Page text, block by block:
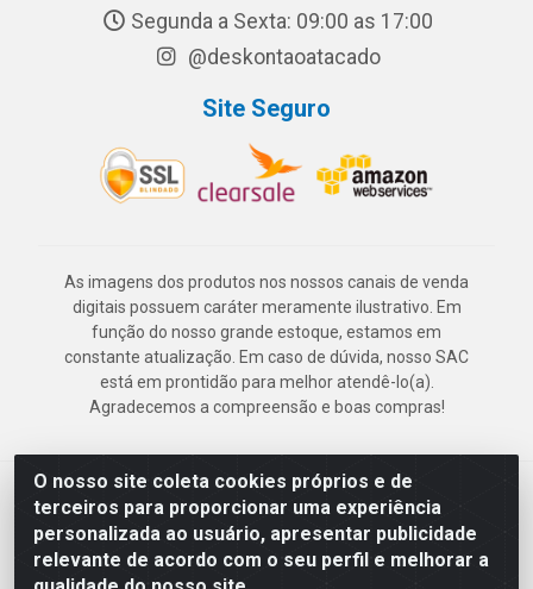
O nosso site coleta cookies próprios e de
terceiros para proporcionar uma experiência
personalizada ao usuário, apresentar publicidade
relevante de acordo com o seu perfil e melhorar a
Segunda a Sexta: 09:00 as 17:00
@deskontaoatacado
Site Seguro
As imagens dos produtos nos nossos canais de venda
digitais possuem caráter meramente ilustrativo. Em
função do nosso grande estoque, estamos em
constante atualização. Em caso de dúvida, nosso SAC
está em prontidão para melhor atendê-lo(a).
Agradecemos a compreensão e boas compras!
Deskontão Atacado - Av. Marechal Mascarenhas de Morais, 2471 -
Imbiribeira - Recife/PE - CEP 51.150-001 - CNPJ 24.150.377/0003-
57